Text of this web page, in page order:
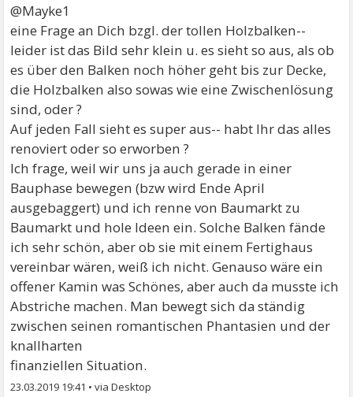
@Mayke1
eine Frage an Dich bzgl. der tollen Holzbalken--
leider ist das Bild sehr klein u. es sieht so aus, als ob
es über den Balken noch höher geht bis zur Decke,
die Holzbalken also sowas wie eine Zwischenlösung
sind, oder ?
Auf jeden Fall sieht es super aus-- habt Ihr das alles
renoviert oder so erworben ?
Ich frage, weil wir uns ja auch gerade in einer
Bauphase bewegen (bzw wird Ende April
ausgebaggert) und ich renne von Baumarkt zu
Baumarkt und hole Ideen ein. Solche Balken fände
ich sehr schön, aber ob sie mit einem Fertighaus
vereinbar wären, weiß ich nicht. Genauso wäre ein
offener Kamin was Schönes, aber auch da musste ich
Abstriche machen. Man bewegt sich da ständig
zwischen seinen romantischen Phantasien und der
knallharten
finanziellen Situation.
23.03.2019 19:41 •